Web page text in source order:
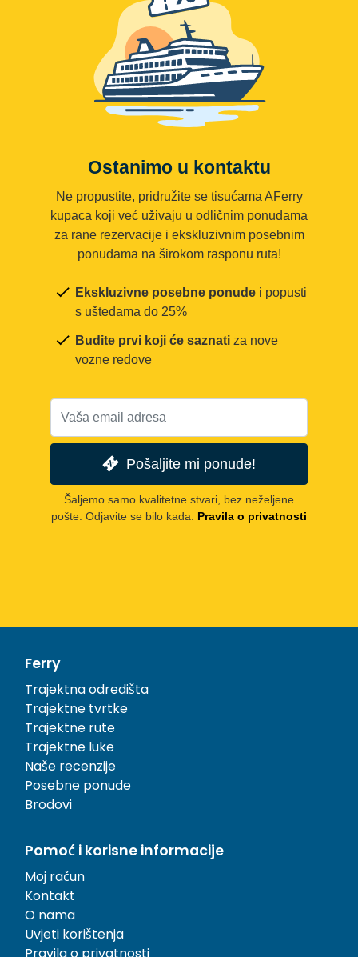
Ostanimo u kontaktu
Ne propustite, pridružite se tisućama AFerry
kupaca koji već uživaju u odličnim ponudama
za rane rezervacije i ekskluzivnim posebnim
ponudama na širokom rasponu ruta!
Ekskluzivne posebne ponude i popusti
s uštedama do 25%
Budite prvi koji će saznati za nove
vozne redove
Pošaljite mi ponude!
Šaljemo samo kvalitetne stvari, bez neželjene
pošte. Odjavite se bilo kada.
Pravila o privatnosti
Ferry
Trajektna odredišta
Trajektne tvrtke
Trajektne rute
Trajektne luke
Naše recenzije
Posebne ponude
Brodovi
Pomoć i korisne informacije
Moj račun
Kontakt
O nama
Uvjeti korištenja
Pravila o privatnosti